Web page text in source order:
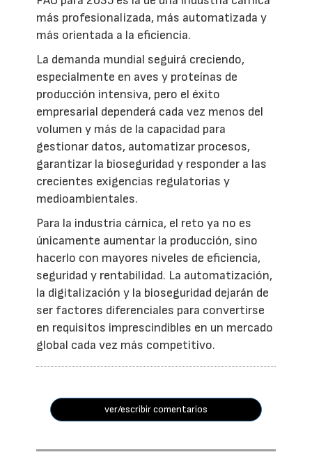
más profesionalizada, más automatizada y
más orientada a la eficiencia.
La demanda mundial seguirá creciendo,
especialmente en aves y proteínas de
producción intensiva, pero el éxito
empresarial dependerá cada vez menos del
volumen y más de la capacidad para
gestionar datos, automatizar procesos,
garantizar la bioseguridad y responder a las
crecientes exigencias regulatorias y
medioambientales.
Para la industria cárnica, el reto ya no es
únicamente aumentar la producción, sino
hacerlo con mayores niveles de eficiencia,
seguridad y rentabilidad. La automatización,
la digitalización y la bioseguridad dejarán de
ser factores diferenciales para convertirse
en requisitos imprescindibles en un mercado
global cada vez más competitivo.
ver/escribir comentarios